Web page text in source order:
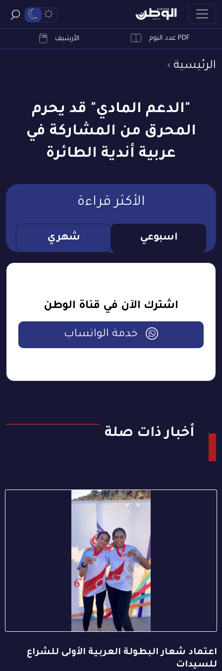
PDF عدد اليوم الأرشيف
الرئيسية
"الدعم المادي" قد يحرم
المحرق من المشاركة في
عربية أندية الطائرة
الأكثر قراءة
اسبوعي شهري
اشترك الآن في قناة الوطن
خدمة الواتساب
أخبار ذات صلة
اعتماد شعار البطولة العربية الأولى للشراع
للسيدات